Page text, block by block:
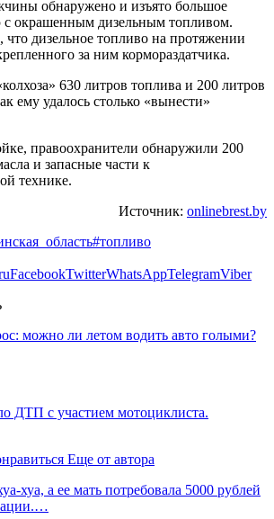
обнаружено и изъято большое
с окрашенным дизельным топливом.
что дизельное топливо на протяжении
за ним кормораздатчика.
правоохранители обнаружили 200
и запасные части к
технике.
Источник: onlinebrest.by
#топливо
FacebookTwitterWhatsAppTelegramViber
можно ли летом водить авто голыми?
ДТП с участием мотоциклиста.
Еще от автора
хуа, а ее мать потребовала 5000 рублей